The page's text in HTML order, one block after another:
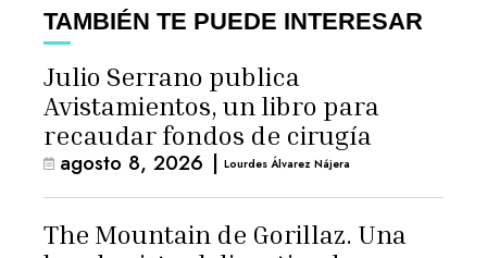
TAMBIÉN TE PUEDE INTERESAR
Julio Serrano publica
Avistamientos, un libro para
recaudar fondos de cirugía
agosto 8, 2026 | Lourdes Álvarez Nájera
The Mountain de Gorillaz. Una